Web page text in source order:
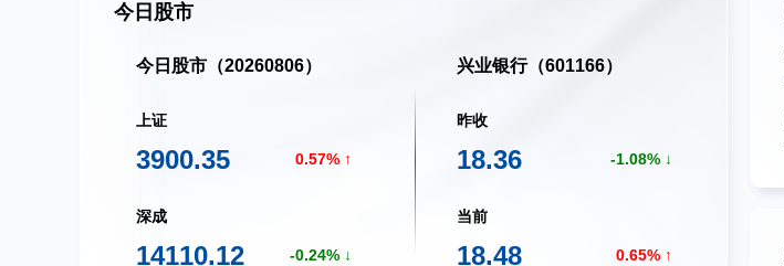
今日股市
今日股市（20260806）
上证
3900.35 0.57
深成
14110.12 0.24
兴业银行（601166）
昨收
18.36 1.08
当前
18.48 0.65